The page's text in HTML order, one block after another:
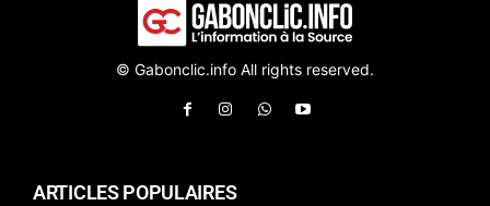
© Gabonclic.info All rights reserved.
ARTICLES POPULAIRES